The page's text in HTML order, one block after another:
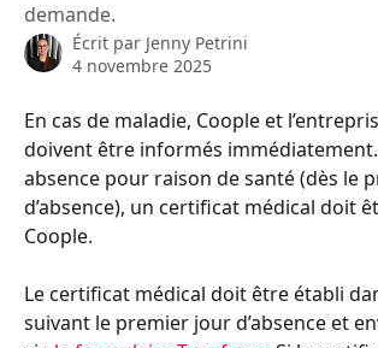
demande.
Écrit par Jenny Petrini
4 novembre 2025
En cas de maladie, Coople et
doivent être informés
absence pour raison de santé (dès le
d’absence), un certificat médical doit
Coople.
Le certificat médical doit être établi
suivant le premier jour d’absence et